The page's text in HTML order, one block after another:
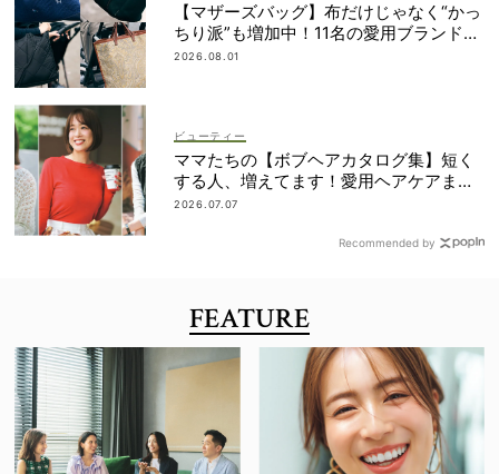
【マザーズバッグ】布だけじゃなく“かっ
ちり派”も増加中！11名の愛用ブランド
は？
2026.08.01
ビューティー
ママたちの【ボブヘアカタログ集】短く
する人、増えてます！愛用ヘアケアまで
全部見せ
2026.07.07
Recommended by
FEATURE